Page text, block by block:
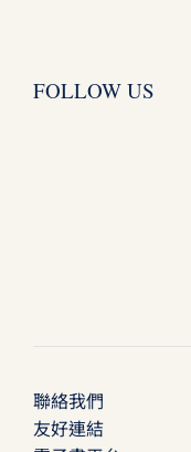
FOLLOW US
聯絡我們
友好連結